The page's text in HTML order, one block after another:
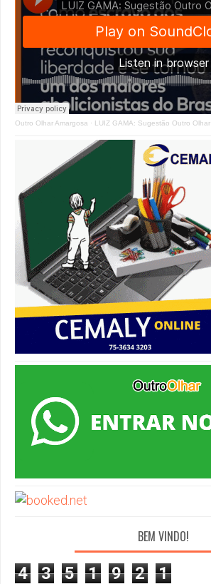
Outro Olhar Amargosa · LUIZ GAMA: Sugestão Outro Olhar
BEM VINDO!
4 3 5 1 9 2 1